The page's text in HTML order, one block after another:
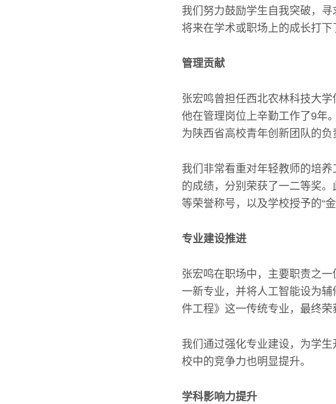
我们努力鼓励学生自我突破，
将来在学术或职场上的成长打下
管理贡献
张宏鸣曾担任西北农林科技大
他在管理岗位上辛勤工作了9年
为陕西省高校青年创新团队的负
我们非常看重对年轻教师的培
的成绩，分别荣获了一二等奖
等荣誉称号，以及学校授予的“金
专业建设推进
张宏鸣在职场中，主要职责之
一新专业，并将人工智能设为
件工程》这一传统专业，最终荣
我们通过强化专业建设，为学
校中的竞争力也明显提升。
学科影响力提升